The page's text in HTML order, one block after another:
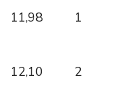
11,98 1
12,10 2